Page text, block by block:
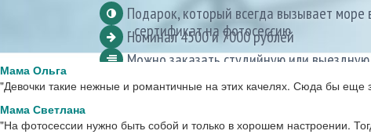
Мама Ольга
"Девочки такие нежные и романтичные на этих качелях. Сюда бы еще
Мама Светлана
"На фотосессии нужно быть собой и только в хорошем настроении.